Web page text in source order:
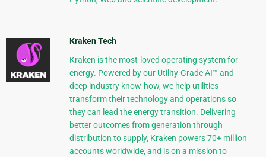
Kraken Tech
Kraken is the most-loved operating system for
energy. Powered by our Utility-Grade AI™ and
deep industry know-how, we help utilities
transform their technology and operations so
they can lead the energy transition. Delivering
better outcomes from generation through
distribution to supply, Kraken powers 70+ million
accounts worldwide, and is on a mission to